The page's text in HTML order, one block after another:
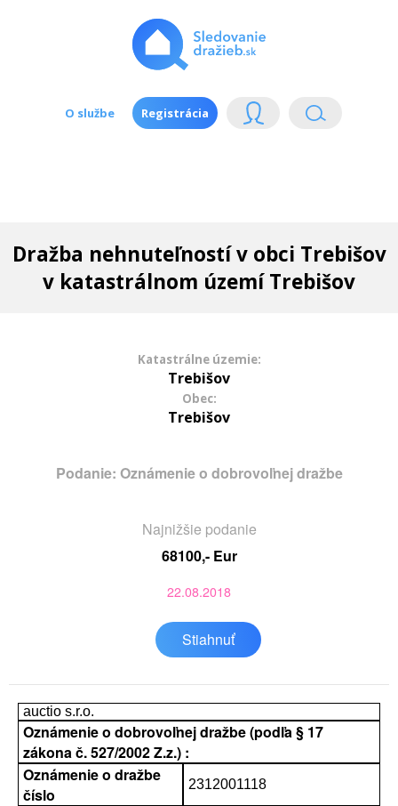
O službe Registrácia
Dražba nehnuteľností v obci Trebišov
v katastrálnom území Trebišov
Katastrálne územie:
Trebišov
Obec:
Trebišov
Podanie: Oznámenie o dobrovoľnej dražbe
Najnižšie podanie
68100,- Eur
22.08.2018
Stiahnuť
auctio s.r.o.
Oznámenie o dobrovoľnej dražbe (podľa § 17
zákona č. 527/2002 Z.z.) :
Oznámenie o dražbe
číslo
2312001118